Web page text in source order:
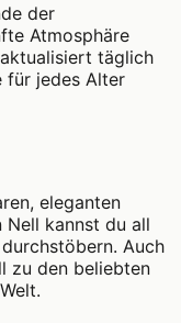
der
Atmosphäre
täglich
für jedes Alter
eleganten
Nell kannst du all
Auch
zu den beliebten